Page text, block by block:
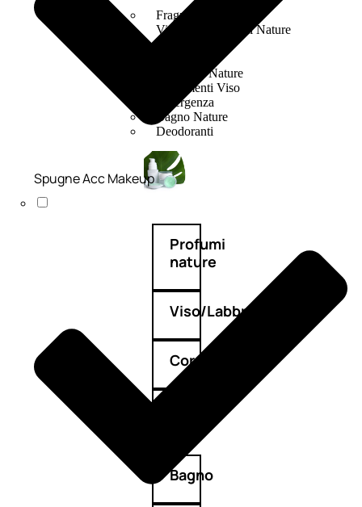
Fragranze Nature
Viso/Labbra/Occhi Nature
Maschera Nature
Trattamenti Viso
Detergenza
Bagno Nature
Deodoranti
Profumi
nature
Viso/Labbra/Occhi
Corpo
Bagno
Spugne Acc Makeup